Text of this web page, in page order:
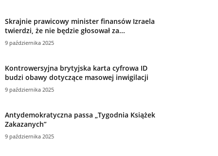
Skrajnie prawicowy minister finansów Izraela
twierdzi, że nie będzie głosował za...
9 października 2025
Kontrowersyjna brytyjska karta cyfrowa ID
budzi obawy dotyczące masowej inwigilacji
9 października 2025
Antydemokratyczna passa „Tygodnia Książek
Zakazanych”
9 października 2025